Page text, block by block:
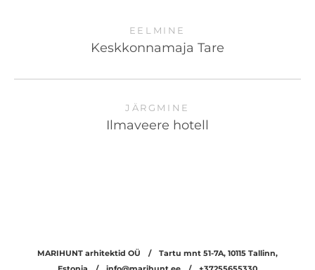
EELMINE
Keskkonnamaja Tare
JÄRGMINE
Ilmaveere hotell
MARIHUNT arhitektid OÜ / Tartu mnt 51-7A, 10115 Tallinn,